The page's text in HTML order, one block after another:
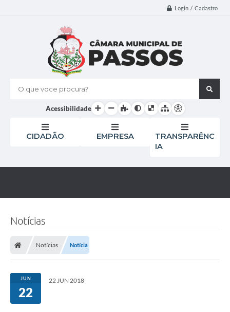
Login / Cadastro
O que voce procura?
Acessibilidade
CIDADÃO EMPRESA
TRANSPARÊNC
IA
Notícias
Notícias Notícia
JUN
22
22 JUN 2018